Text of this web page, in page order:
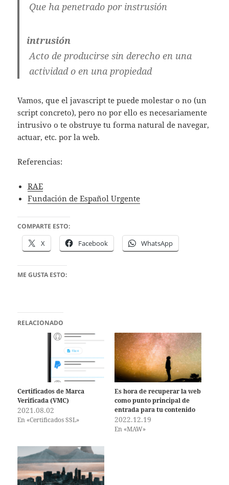
Que ha penetrado por instrusión
intrusión
Acto de producirse sin derecho en una
actividad o en una propiedad
Vamos, que el javascript te puede molestar o no (un
script concreto), pero no por ello es necesariamente
intrusivo o te obstruye tu forma natural de navegar,
actuar, etc. por la web.
Referencias:
RAE
Fundación de Español Urgente
COMPARTE ESTO:
X Facebook WhatsApp
ME GUSTA ESTO:
RELACIONADO
Certificados de Marca
Verificada (VMC)
2021.08.02
En «Certificados SSL»
Es hora de recuperar la web
como punto principal de
entrada para tu contenido
2022.12.19
En «MAW»